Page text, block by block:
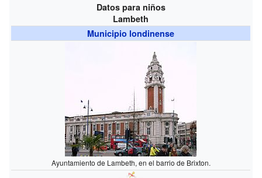
Datos para niños
Lambeth
Municipio londinense
Ayuntamiento de Lambeth, en el barrio de Brixton.